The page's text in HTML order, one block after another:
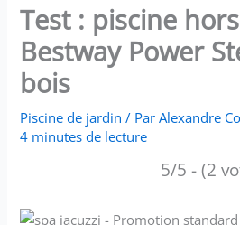
Test : piscine
Bestway Power
bois
Piscine de jardin / ParAlexandre
4 minutes de lecture
5/5 - (2